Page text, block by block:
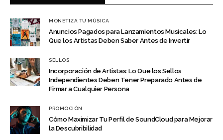
MONETIZA TU MÚSICA
Anuncios Pagados para Lanzamientos Musicales: Lo
Que los Artistas Deben Saber Antes de Invertir
SELLOS
Incorporación de Artistas: Lo Que los Sellos
Independientes Deben Tener Preparado Antes de
Firmar a Cualquier Persona
PROMOCIÓN
Cómo Maximizar Tu Perfil de SoundCloud para Mejorar
la Descubribilidad